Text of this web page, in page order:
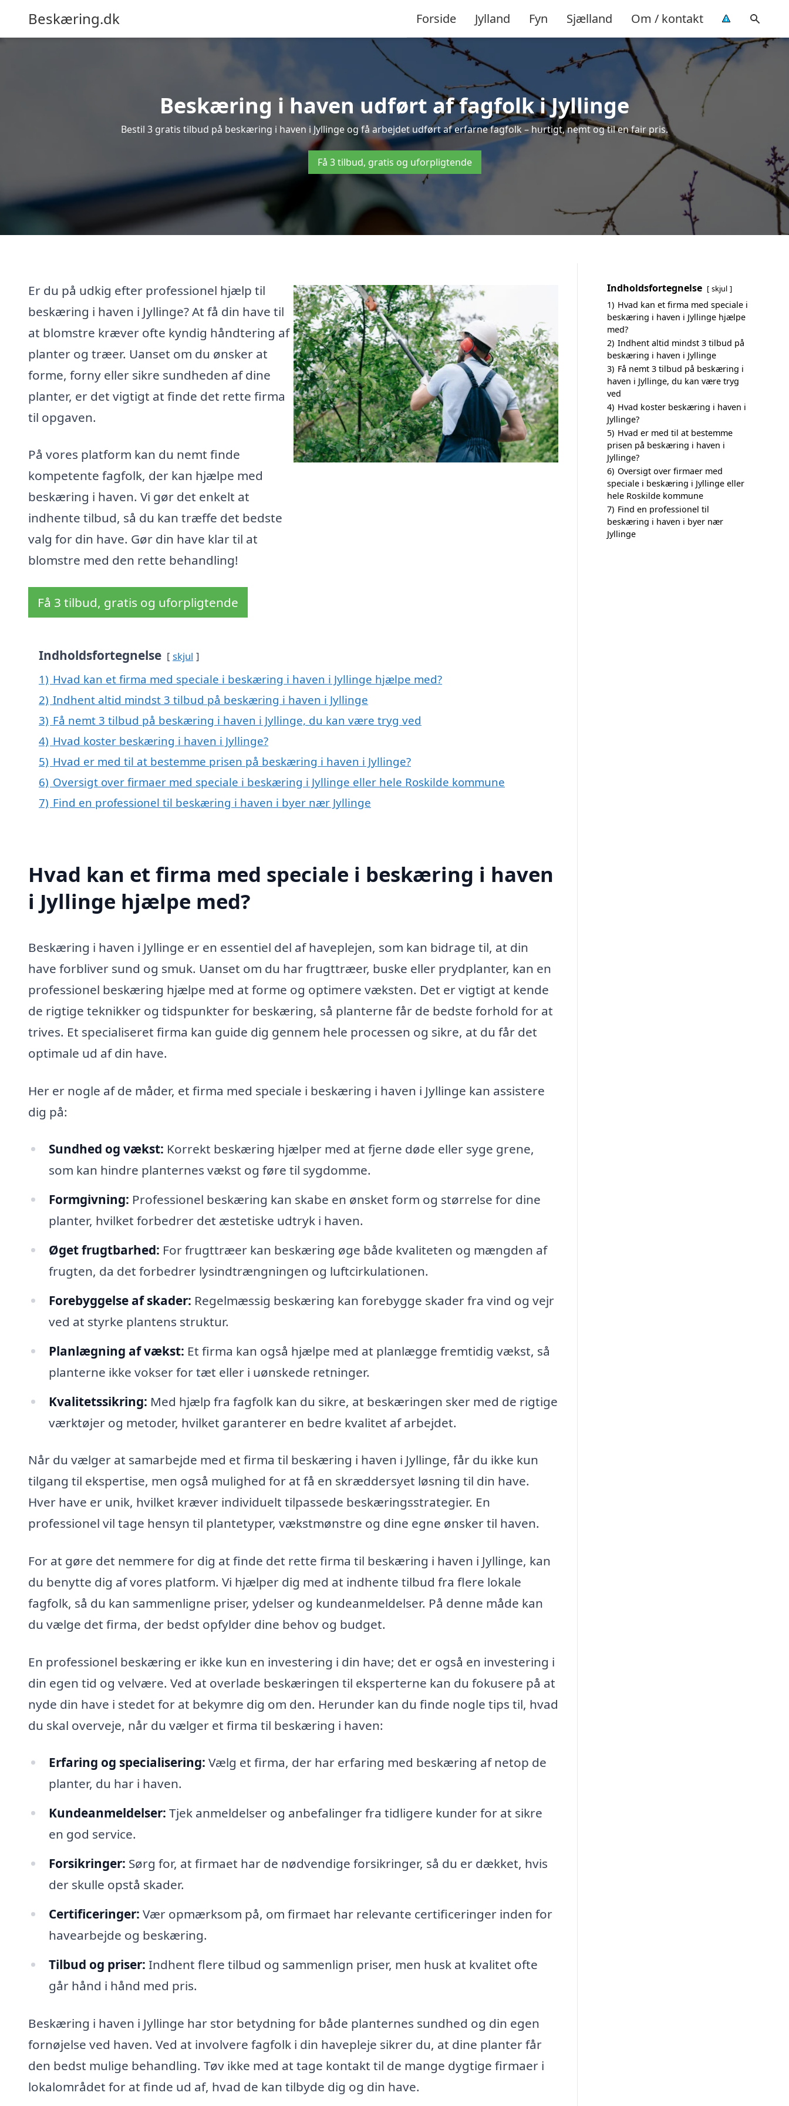
Beskæring.dk Forside Jylland Fyn Sjælland Om / kontakt
Beskæring i haven udført af fagfolk i Jyllinge
Bestil 3 gratis tilbud på beskæring i haven i Jyllinge og få arbejdet udført af erfarne fagfolk – hurtigt, nemt og til en fair pris.
Få 3 tilbud, gratis og uforpligtende
Er du på udkig efter professionel hjælp til
beskæring i haven i Jyllinge? At få din have til
at blomstre kræver ofte kyndig håndtering af
planter og træer. Uanset om du ønsker at
forme, forny eller sikre sundheden af dine
planter, er det vigtigt at finde det rette firma
til opgaven.
På vores platform kan du nemt finde
kompetente fagfolk, der kan hjælpe med
beskæring i haven. Vi gør det enkelt at
indhente tilbud, så du kan træffe det bedste
valg for din have. Gør din have klar til at
blomstre med den rette behandling!
Få 3 tilbud, gratis og uforpligtende
Indholdsfortegnelse skjul
1) Hvad kan et firma med speciale i beskæring i haven i Jyllinge hjælpe med?
2) Indhent altid mindst 3 tilbud på beskæring i haven i Jyllinge
3) Få nemt 3 tilbud på beskæring i haven i Jyllinge, du kan være tryg ved
4) Hvad koster beskæring i haven i Jyllinge?
5) Hvad er med til at bestemme prisen på beskæring i haven i Jyllinge?
6) Oversigt over firmaer med speciale i beskæring i Jyllinge eller hele Roskilde kommune
7) Find en professionel til beskæring i haven i byer nær Jyllinge
Hvad kan et firma med speciale i beskæring i haven
i Jyllinge hjælpe med?
Beskæring i haven i Jyllinge er en essentiel del af haveplejen, som kan bidrage til, at din
have forbliver sund og smuk. Uanset om du har frugttræer, buske eller prydplanter, kan en
professionel beskæring hjælpe med at forme og optimere væksten. Det er vigtigt at kende
de rigtige teknikker og tidspunkter for beskæring, så planterne får de bedste forhold for at
trives. Et specialiseret firma kan guide dig gennem hele processen og sikre, at du får det
optimale ud af din have.
Her er nogle af de måder, et firma med speciale i beskæring i haven i Jyllinge kan assistere
dig på:
Sundhed og vækst: Korrekt beskæring hjælper med at fjerne døde eller syge grene,
som kan hindre planternes vækst og føre til sygdomme.
Formgivning: Professionel beskæring kan skabe en ønsket form og størrelse for dine
planter, hvilket forbedrer det æstetiske udtryk i haven.
Øget frugtbarhed: For frugttræer kan beskæring øge både kvaliteten og mængden af
frugten, da det forbedrer lysindtrængningen og luftcirkulationen.
Forebyggelse af skader: Regelmæssig beskæring kan forebygge skader fra vind og vejr
ved at styrke plantens struktur.
Planlægning af vækst: Et firma kan også hjælpe med at planlægge fremtidig vækst, så
planterne ikke vokser for tæt eller i uønskede retninger.
Kvalitetssikring: Med hjælp fra fagfolk kan du sikre, at beskæringen sker med de rigtige
værktøjer og metoder, hvilket garanterer en bedre kvalitet af arbejdet.
Når du vælger at samarbejde med et firma til beskæring i haven i Jyllinge, får du ikke kun
tilgang til ekspertise, men også mulighed for at få en skræddersyet løsning til din have.
Hver have er unik, hvilket kræver individuelt tilpassede beskæringsstrategier. En
professionel vil tage hensyn til plantetyper, vækstmønstre og dine egne ønsker til haven.
For at gøre det nemmere for dig at finde det rette firma til beskæring i haven i Jyllinge, kan
du benytte dig af vores platform. Vi hjælper dig med at indhente tilbud fra flere lokale
fagfolk, så du kan sammenligne priser, ydelser og kundeanmeldelser. På denne måde kan
du vælge det firma, der bedst opfylder dine behov og budget.
En professionel beskæring er ikke kun en investering i din have; det er også en investering i
din egen tid og velvære. Ved at overlade beskæringen til eksperterne kan du fokusere på at
nyde din have i stedet for at bekymre dig om den. Herunder kan du finde nogle tips til, hvad
du skal overveje, når du vælger et firma til beskæring i haven:
Erfaring og specialisering: Vælg et firma, der har erfaring med beskæring af netop de
planter, du har i haven.
Kundeanmeldelser: Tjek anmeldelser og anbefalinger fra tidligere kunder for at sikre
en god service.
Forsikringer: Sørg for, at firmaet har de nødvendige forsikringer, så du er dækket, hvis
der skulle opstå skader.
Certificeringer: Vær opmærksom på, om firmaet har relevante certificeringer inden for
havearbejde og beskæring.
Tilbud og priser: Indhent flere tilbud og sammenlign priser, men husk at kvalitet ofte
går hånd i hånd med pris.
Beskæring i haven i Jyllinge har stor betydning for både planternes sundhed og din egen
fornøjelse ved haven. Ved at involvere fagfolk i din havepleje sikrer du, at dine planter får
den bedst mulige behandling. Tøv ikke med at tage kontakt til de mange dygtige firmaer i
lokalområdet for at finde ud af, hvad de kan tilbyde dig og din have.
Indholdsfortegnelse skjul
1) Hvad kan et firma med speciale i
beskæring i haven i Jyllinge hjælpe
med?
2) Indhent altid mindst 3 tilbud på
beskæring i haven i Jyllinge
3) Få nemt 3 tilbud på beskæring i
haven i Jyllinge, du kan være tryg
ved
4) Hvad koster beskæring i haven i
Jyllinge?
5) Hvad er med til at bestemme
prisen på beskæring i haven i
Jyllinge?
6) Oversigt over firmaer med
speciale i beskæring i Jyllinge eller
hele Roskilde kommune
7) Find en professionel til
beskæring i haven i byer nær
Jyllinge